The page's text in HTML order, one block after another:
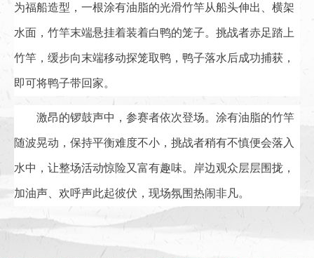
为福船造型，一根涂有油脂的光滑竹竿从船头伸出、横架
水面，竹竿末端悬挂着装着白鸭的笼子。挑战者赤足踏上
竹竿，缓步向末端移动探笼取鸭，鸭子落水后成功捕获，
即可将鸭子带回家。
激昂的锣鼓声中，参赛者依次登场。涂有油脂的竹竿
随波晃动，保持平衡难度不小，挑战者稍有不慎便会落入
水中，让整场活动惊险又富有趣味。岸边观众层层围拢，
加油声、欢呼声此起彼伏，现场氛围热闹非凡。